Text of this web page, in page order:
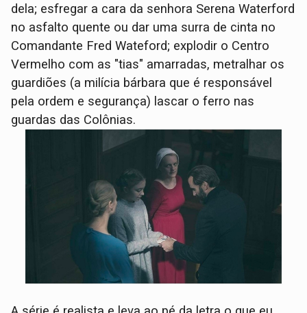
dela; esfregar a cara da senhora Serena Waterford
no asfalto quente ou dar uma surra de cinta no
Comandante Fred Wateford; explodir o Centro
Vermelho com as "tias" amarradas, metralhar os
guardiões (a milícia bárbara que é responsável
pela ordem e segurança) lascar o ferro nas
guardas das Colônias.